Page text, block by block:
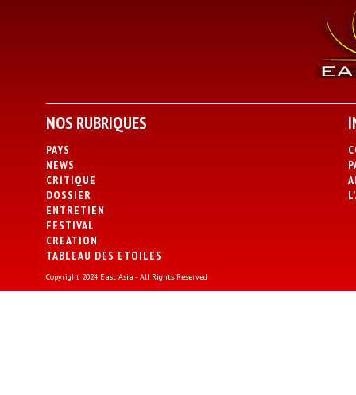
NOS RUBRIQUES
PAYS
NEWS
CRITIQUE
DOSSIER
ENTRETIEN
FESTIVAL
CREATION
TABLEAU DES ETOILES
Copyright 2024 East Asia - All Rights Reserved